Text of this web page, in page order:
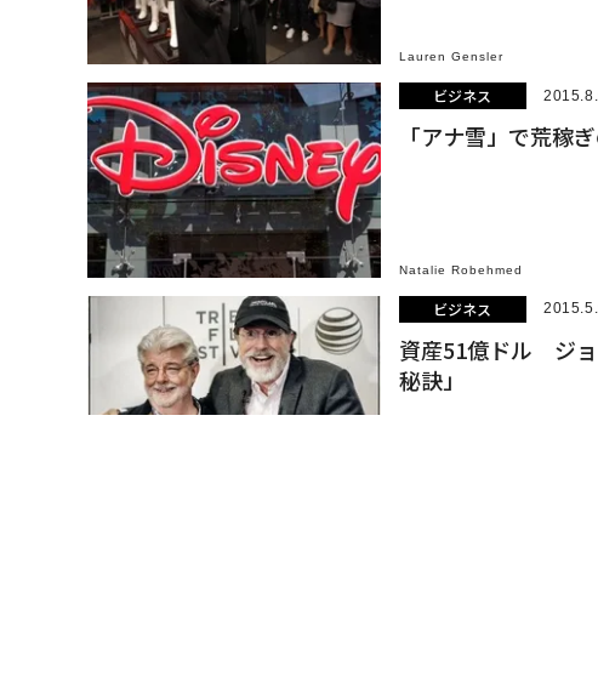
Lauren Gensler
ビジネス
「アナ雪」で荒稼
Natalie Robehmed
ビジネス
資産51億ドル ジョ
秘訣」